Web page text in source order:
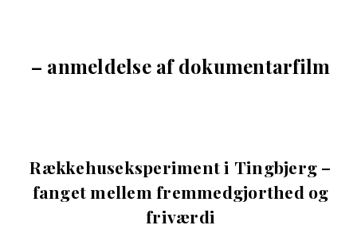
– anmeldelse af dokumentarfilm
Rækkehuseksperiment i Tingbjerg –
fanget mellem fremmedgjorthed og
friværdi